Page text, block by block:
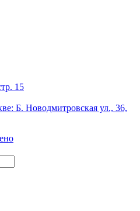
15
Б. Новодмитровская ул., 36,